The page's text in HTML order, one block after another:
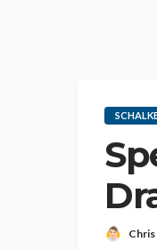
Chris